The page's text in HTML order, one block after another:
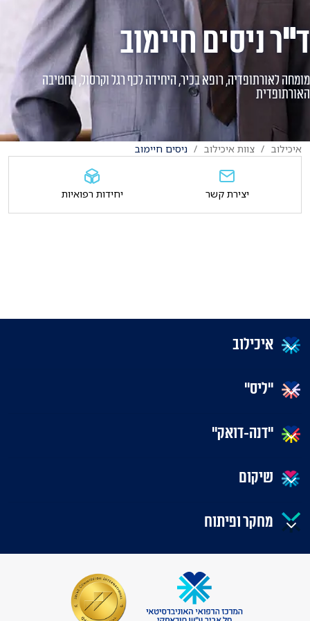
ד"ר ניסים חיימוב
מומחה לאורתופדיה, רופא בכיר, היחידה לכף רגל וקרסול, החטיבה
האורתופדית
איכילוב צוות איכילוב ניסים חיימוב
יצירת קשר יחידות רפואיות
איכילוב
"ליס"
"דנה-דואק"
שיקום
מחקר ופיתוח